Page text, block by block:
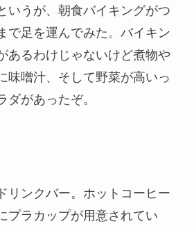
いうが、朝食バイキングがつ
で足を運んでみた。バイキン
あるわけじゃないけど煮物や
味噌汁、そして野菜が高いっ
ダがあったぞ。
リンクバー。ホットコーヒー
プラカップが用意されてい